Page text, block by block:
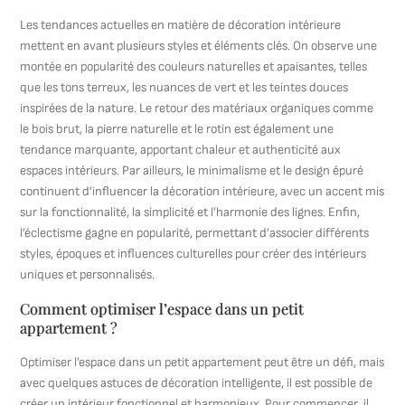
Les tendances actuelles en matière de décoration intérieure
mettent en avant plusieurs styles et éléments clés. On observe une
montée en popularité des couleurs naturelles et apaisantes, telles
que les tons terreux, les nuances de vert et les teintes douces
inspirées de la nature. Le retour des matériaux organiques comme
le bois brut, la pierre naturelle et le rotin est également une
tendance marquante, apportant chaleur et authenticité aux
espaces intérieurs. Par ailleurs, le minimalisme et le design épuré
continuent d’influencer la décoration intérieure, avec un accent mis
sur la fonctionnalité, la simplicité et l’harmonie des lignes. Enfin,
l’éclectisme gagne en popularité, permettant d’associer différents
styles, époques et influences culturelles pour créer des intérieurs
uniques et personnalisés.
Comment optimiser l’espace dans un petit
appartement ?
Optimiser l’espace dans un petit appartement peut être un défi, mais
avec quelques astuces de décoration intelligente, il est possible de